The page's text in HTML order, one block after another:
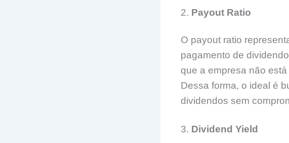
2. Payout Ratio
O payout ratio
pagamento de
que a empresa não
Dessa forma, o ideal é
dividendos sem
3. Dividend Yield